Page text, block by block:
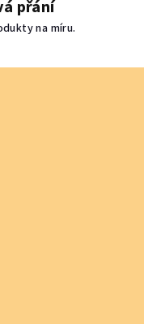
přání
na míru.